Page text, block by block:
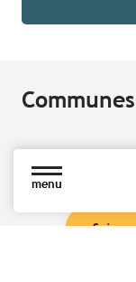
menu
Suivez